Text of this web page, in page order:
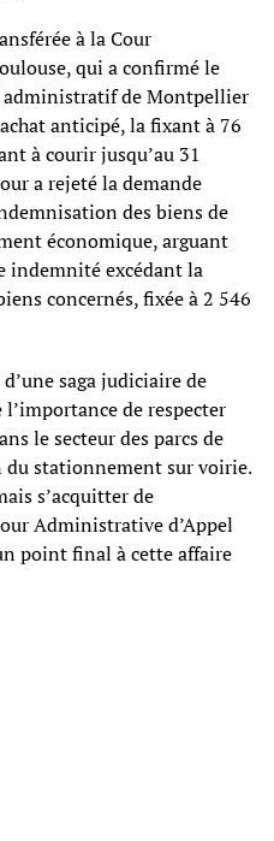
à la Cour
qui a confirmé le
de Montpellier
anticipé, la fixant à 76
à courir jusqu’au 31
a rejeté la demande
des biens de
économique, arguant
indemnité excédant la
concernés, fixée à 2 546
saga judiciaire de
de respecter
le secteur des parcs de
stationnement sur voirie.
s’acquitter de
Administrative d’Appel
point final à cette affaire